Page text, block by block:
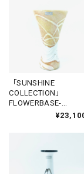
「SUNSHINE
COLLECTION」
FLOWERBASE-